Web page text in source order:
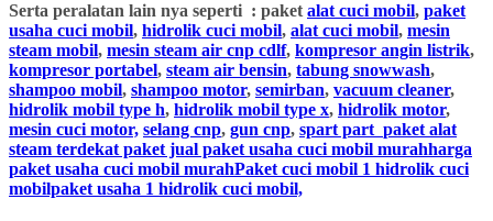
Serta peralatan lain nya seperti : paket alat cuci mobil, paket
usaha cuci mobil, hidrolik cuci mobil, alat cuci mobil, mesin
steam mobil, mesin steam air cnp cdlf, kompresor angin listrik,
kompresor portabel, steam air bensin, tabung snowwash,
shampoo mobil, shampoo motor, semirban, vacuum cleaner,
hidrolik mobil type h, hidrolik mobil type x, hidrolik motor,
mesin cuci motor, selang cnp, gun cnp, spart part paket alat
steam terdekat paket jual paket usaha cuci mobil murahharga
paket usaha cuci mobil murahPaket cuci mobil 1 hidrolik cuci
mobilpaket usaha 1 hidrolik cuci mobil,